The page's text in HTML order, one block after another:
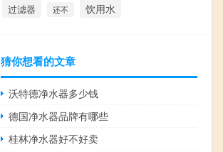
过滤器 还不 饮用水
猜你想看的文章
沃特德净水器多少钱
德国净水器品牌有哪些
桂林净水器好不好卖